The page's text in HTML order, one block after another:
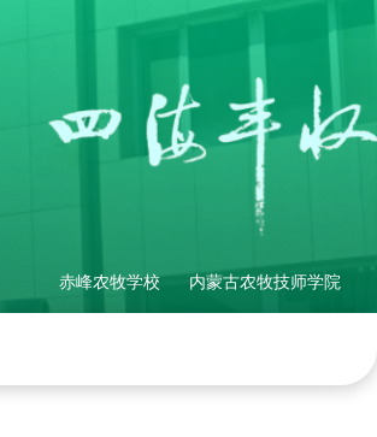
赤峰农牧学校 内蒙古农牧技师学院